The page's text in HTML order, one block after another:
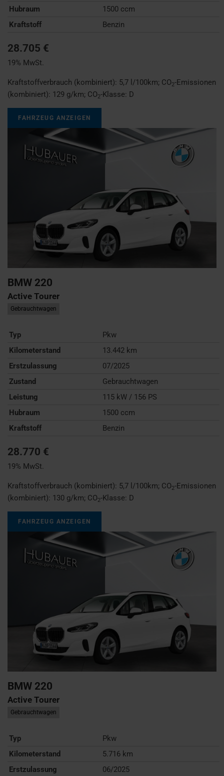
Hubraum
1500 ccm
Kraftstoff
Benzin
28.705 €
19% MwSt.
Kraftstoffverbrauch (kombiniert): 5,7 l/100km; CO2-Emissionen
(kombiniert): 129 g/km; CO2-Klasse: D
FAHRZEUG ANZEIGEN
BMW 220
Active Tourer
Gebrauchtwagen
Typ
Pkw
Kilometerstand
13.442 km
Erstzulassung
07/2025
Zustand
Gebrauchtwagen
Leistung
115 kW / 156 PS
Hubraum
1500 ccm
Kraftstoff
Benzin
28.770 €
19% MwSt.
Kraftstoffverbrauch (kombiniert): 5,7 l/100km; CO2-Emissionen
(kombiniert): 130 g/km; CO2-Klasse: D
FAHRZEUG ANZEIGEN
BMW 220
Active Tourer
Gebrauchtwagen
Typ
Pkw
Kilometerstand
5.716 km
Erstzulassung
06/2025